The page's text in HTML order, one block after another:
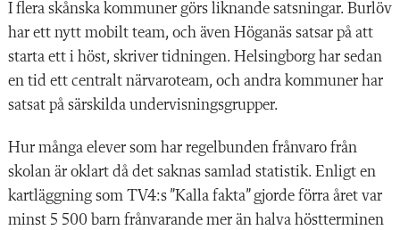
I flera skånska kommuner görs liknande satsningar. Burlöv
har ett nytt mobilt team, och även Höganäs satsar på att
starta ett i höst, skriver tidningen. Helsingborg har sedan
en tid ett centralt närvaroteam, och andra kommuner har
satsat på särskilda undervisningsgrupper.
Hur många elever som har regelbunden frånvaro från
skolan är oklart då det saknas samlad statistik. Enligt en
kartläggning som TV4:s ”Kalla fakta” gjorde förra året var
minst 5 500 barn frånvarande mer än halva höstterminen